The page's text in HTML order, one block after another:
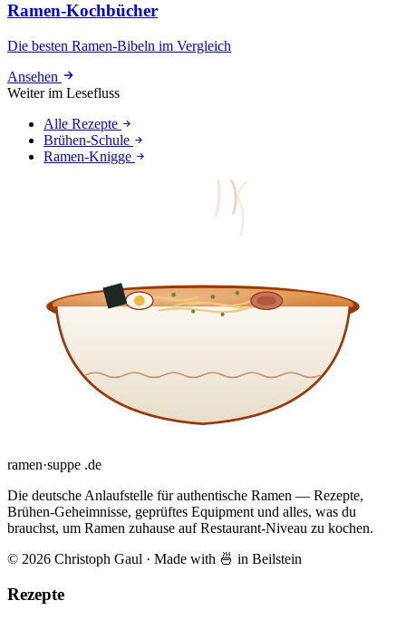
Ramen-Kochbücher
Die besten Ramen-Bibeln im Vergleich
Ansehen
Weiter im Lesefluss
Alle Rezepte
Brühen-Schule
Ramen-Knigge
ramen·suppe .de
Die deutsche Anlaufstelle für authentische Ramen — Rezepte,
Brühen-Geheimnisse, geprüftes Equipment und alles, was du
brauchst, um Ramen zuhause auf Restaurant-Niveau zu kochen.
© 2026 Christoph Gaul · Made with 🍜 in Beilstein
Rezepte